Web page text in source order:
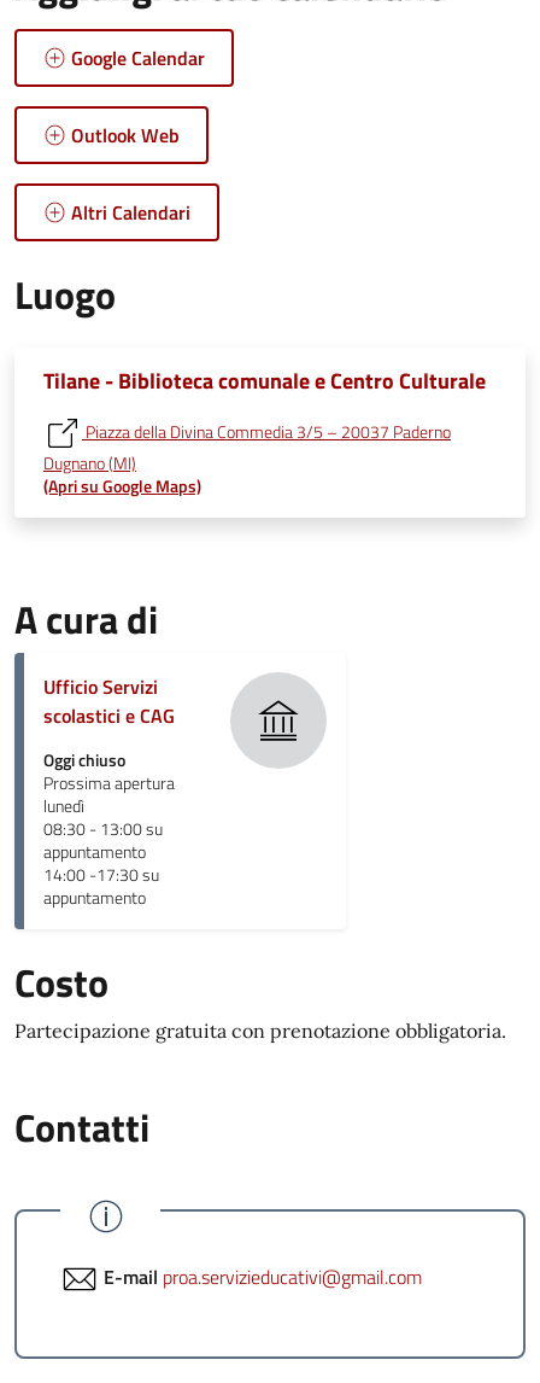
Google Calendar
Outlook Web
Altri Calendari
Luogo
Tilane - Biblioteca comunale e Centro Culturale
Piazza della Divina Commedia 3/5 – 20037 Paderno
Dugnano (MI)
(Apri su Google Maps)
A cura di
Ufficio Servizi
scolastici e CAG
Oggi chiuso
Prossima apertura
lunedì
08:30 - 13:00 su
appuntamento
14:00 -17:30 su
appuntamento
Costo
Partecipazione gratuita con prenotazione obbligatoria.
Contatti
E-mail proa.servizieducativi@gmail.com